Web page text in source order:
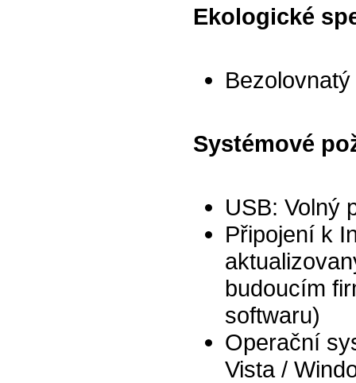
Ekologické
Systémové
USB: Volný
Připojení k
budoucím
softwaru)
Operační
Vista /